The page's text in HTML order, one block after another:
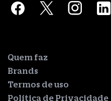
Quem faz
Brands
Termos de uso
Política de Privacidade